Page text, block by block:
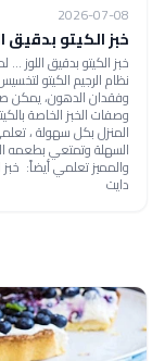
2026-07-08
خبز الكيتو بدقيق
خبز الكيتو بدقيق اللوز ...
نظام الرجيم الكيتو
وفقدان الدهون، يمكن
وصفات الخبز الخاصة
المنزل بكل سهولة ،
السهلة وتمتعي بطعمه
والمميز تعلمي أيضاً: خبز
دايت